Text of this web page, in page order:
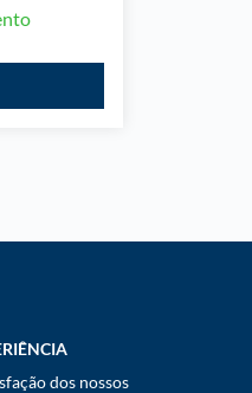
dos nossos